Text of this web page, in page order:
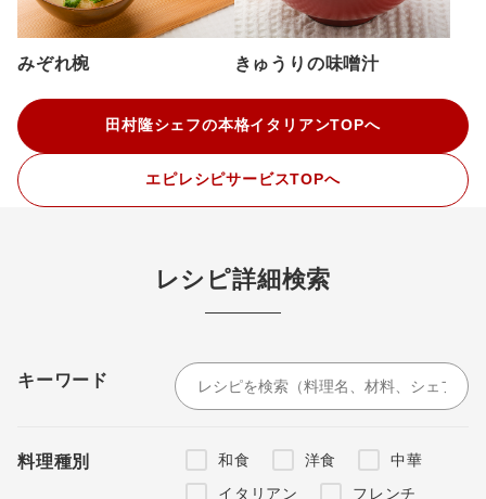
みぞれ椀 きゅうりの味噌汁
田村隆シェフの本格イタリアンTOPへ
エピレシピサービスTOPへ
レシピ詳細検索
キーワード
料理種別 和食 洋食
中華
イタリアン
フレンチ